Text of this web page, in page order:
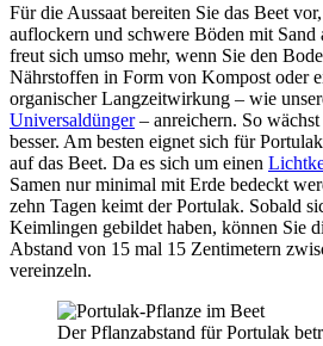
Für die Aussaat bereiten Sie das Beet
auflockern und schwere Böden mit
freut sich umso mehr, wenn Sie den
Nährstoffen in Form von Kompost oder
organischer Langzeitwirkung – wie
Universaldünger– anreichern. So wächst
besser. Am besten eignet sich für
auf das Beet. Da es sich um einen
Samen nur minimal mit Erde bedeckt
zehn Tagen keimt der Portulak. Sobald
Keimlingen gebildet haben, können Sie
Abstand von 15 mal 15 Zentimetern
vereinzeln.
Der Pflanzabstand für Portulak